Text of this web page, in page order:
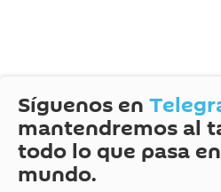
Síguenos en
mantendremos al
todo lo que pasa
mundo.